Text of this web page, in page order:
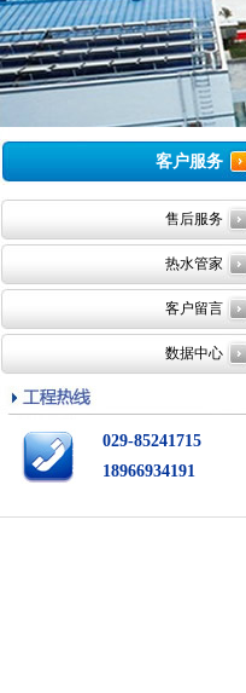
客户服务
售后服务
热水管家
客户留言
数据中心
029-85241715
18966934191